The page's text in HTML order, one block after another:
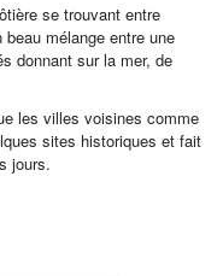
se trouvant entre
mélange entre une
donnant sur la mer, de
les villes voisines comme
sites historiques et fait
jours.